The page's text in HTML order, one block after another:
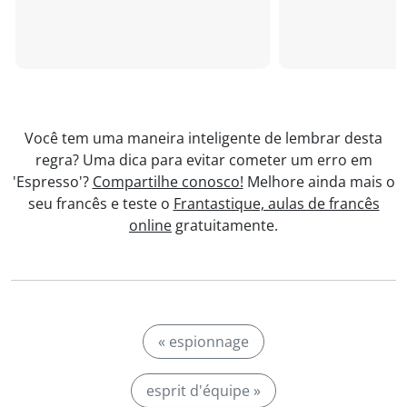
Você tem uma maneira inteligente de lembrar desta
regra? Uma dica para evitar cometer um erro em
'Espresso'? Compartilhe conosco! Melhore ainda mais o
seu francês e teste o Frantastique, aulas de francês
online gratuitamente.
« espionnage
esprit d'équipe »